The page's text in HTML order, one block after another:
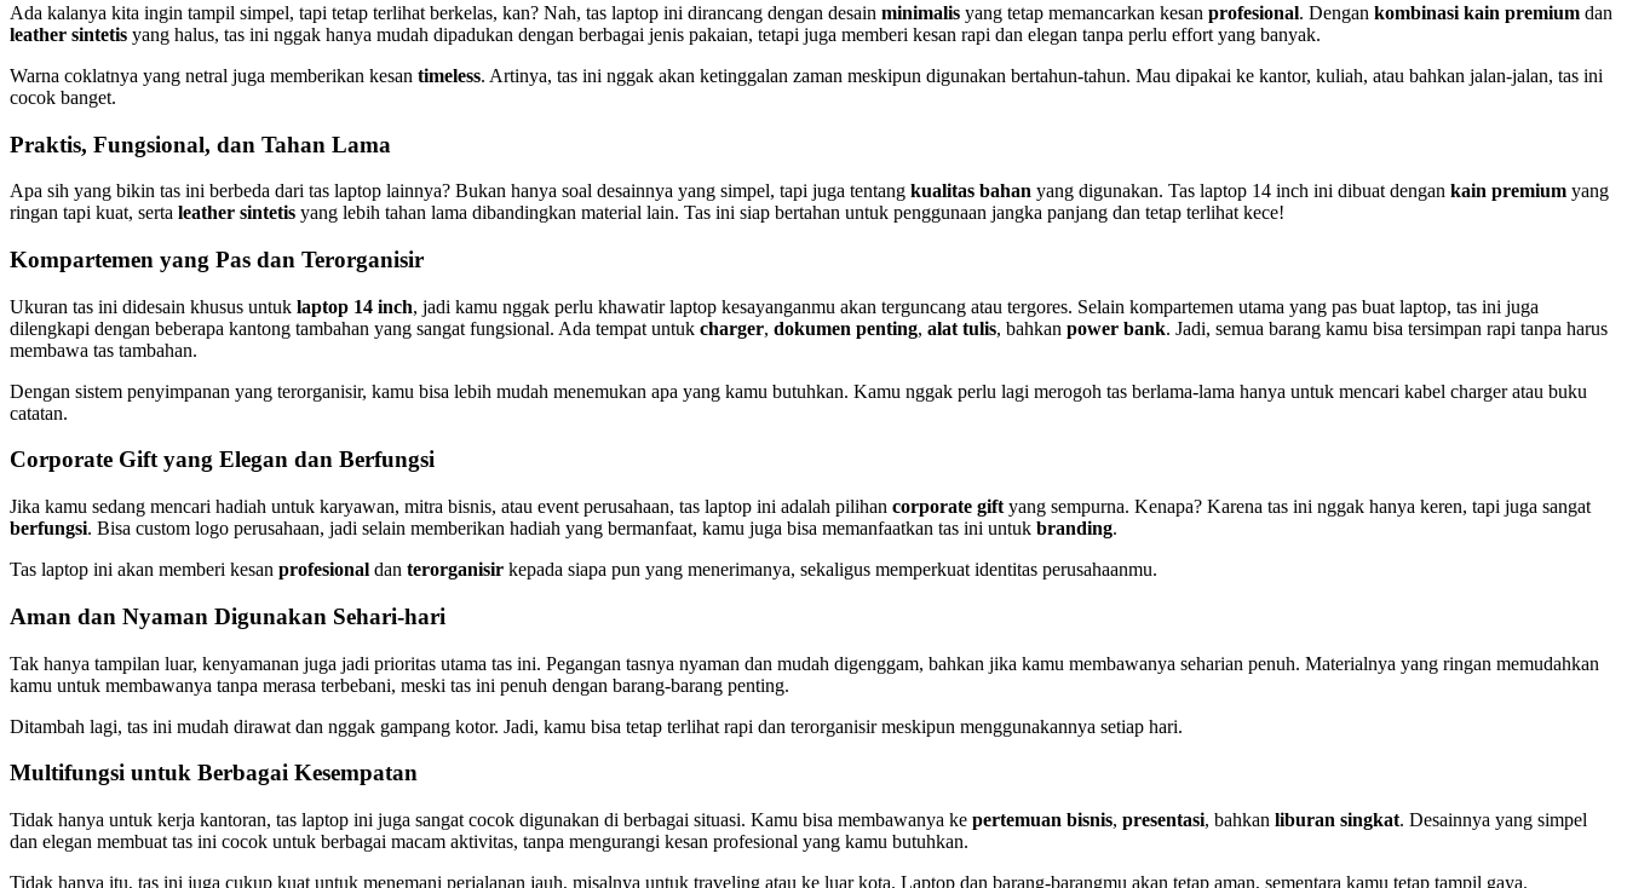
Ada kalanya kita ingin tampil simpel, tapi tetap terlihat berkelas, kan? Nah, tas laptop ini dirancang dengan desain minimalis yang tetap memancarkan kesan profesional. Dengan kombinasi kain premium dan
leather sintetis yang halus, tas ini nggak hanya mudah dipadukan dengan berbagai jenis pakaian, tetapi juga memberi kesan rapi dan elegan tanpa perlu effort yang banyak.
Warna coklatnya yang netral juga memberikan kesan timeless. Artinya, tas ini nggak akan ketinggalan zaman meskipun digunakan bertahun-tahun. Mau dipakai ke kantor, kuliah, atau bahkan jalan-jalan, tas ini
cocok banget.
Praktis, Fungsional, dan Tahan Lama
Apa sih yang bikin tas ini berbeda dari tas laptop lainnya? Bukan hanya soal desainnya yang simpel, tapi juga tentang kualitas bahan yang digunakan. Tas laptop 14 inch ini dibuat dengan kain premium yang
ringan tapi kuat, serta leather sintetis yang lebih tahan lama dibandingkan material lain. Tas ini siap bertahan untuk penggunaan jangka panjang dan tetap terlihat kece!
Kompartemen yang Pas dan Terorganisir
Ukuran tas ini didesain khusus untuk laptop 14 inch, jadi kamu nggak perlu khawatir laptop kesayanganmu akan terguncang atau tergores. Selain kompartemen utama yang pas buat laptop, tas ini juga
dilengkapi dengan beberapa kantong tambahan yang sangat fungsional. Ada tempat untuk charger, dokumen penting, alat tulis, bahkan power bank. Jadi, semua barang kamu bisa tersimpan rapi tanpa harus
membawa tas tambahan.
Dengan sistem penyimpanan yang terorganisir, kamu bisa lebih mudah menemukan apa yang kamu butuhkan. Kamu nggak perlu lagi merogoh tas berlama-lama hanya untuk mencari kabel charger atau buku
catatan.
Corporate Gift yang Elegan dan Berfungsi
Jika kamu sedang mencari hadiah untuk karyawan, mitra bisnis, atau event perusahaan, tas laptop ini adalah pilihan corporate gift yang sempurna. Kenapa? Karena tas ini nggak hanya keren, tapi juga sangat
berfungsi. Bisa custom logo perusahaan, jadi selain memberikan hadiah yang bermanfaat, kamu juga bisa memanfaatkan tas ini untuk branding.
Tas laptop ini akan memberi kesan profesional dan terorganisir kepada siapa pun yang menerimanya, sekaligus memperkuat identitas perusahaanmu.
Aman dan Nyaman Digunakan Sehari-hari
Tak hanya tampilan luar, kenyamanan juga jadi prioritas utama tas ini. Pegangan tasnya nyaman dan mudah digenggam, bahkan jika kamu membawanya seharian penuh. Materialnya yang ringan memudahkan
kamu untuk membawanya tanpa merasa terbebani, meski tas ini penuh dengan barang-barang penting.
Ditambah lagi, tas ini mudah dirawat dan nggak gampang kotor. Jadi, kamu bisa tetap terlihat rapi dan terorganisir meskipun menggunakannya setiap hari.
Multifungsi untuk Berbagai Kesempatan
Tidak hanya untuk kerja kantoran, tas laptop ini juga sangat cocok digunakan di berbagai situasi. Kamu bisa membawanya ke pertemuan bisnis, presentasi, bahkan liburan singkat. Desainnya yang simpel
dan elegan membuat tas ini cocok untuk berbagai macam aktivitas, tanpa mengurangi kesan profesional yang kamu butuhkan.
Tidak hanya itu, tas ini juga cukup kuat untuk menemani perjalanan jauh, misalnya untuk traveling atau ke luar kota. Laptop dan barang-barangmu akan tetap aman, sementara kamu tetap tampil gaya.